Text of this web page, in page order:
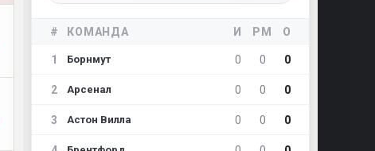
# КОМАНДА И РМ О
1 Борнмут 0 0 0
2 Арсенал 0 0 0
3 Астон Вилла 0 0 0